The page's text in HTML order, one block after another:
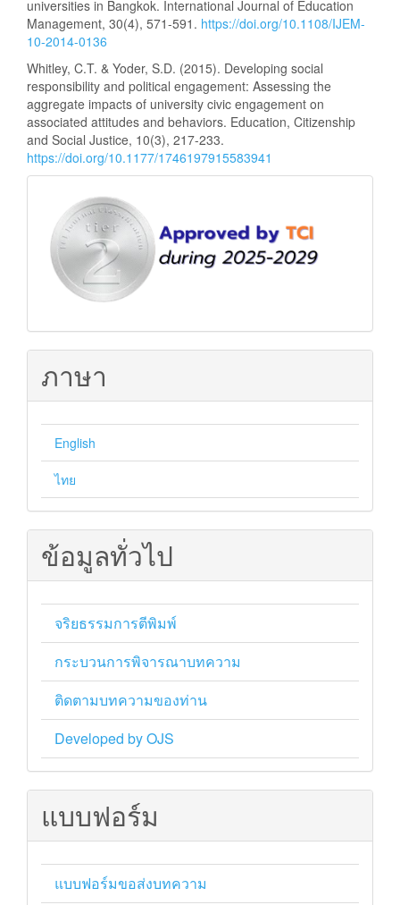
universities in Bangkok. International Journal of Education
Management, 30(4), 571-591. https://doi.org/10.1108/IJEM-
10-2014-0136
Whitley, C.T. & Yoder, S.D. (2015). Developing social
responsibility and political engagement: Assessing the
aggregate impacts of university civic engagement on
associated attitudes and behaviors. Education, Citizenship
and Social Justice, 10(3), 217-233.
https://doi.org/10.1177/1746197915583941
ฐาน
ข้อมูล
TCI
ภาษา
English
ไทย
ข้อมูลทั่วไป
จริยธรรมการตีพิมพ์
กระบวนการพิจารณาบทความ
ติดตามบทความของท่าน
Developed by OJS
แบบฟอร์ม
แบบฟอร์มขอส่งบทความ